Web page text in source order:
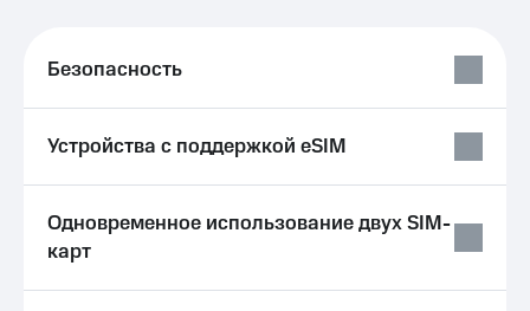
Тарифы
ТВ и телефон
для дома
Услуги
Акции
интернет
Видеонаблюдение
для дома
290 ₽/
мес
Безопасность
Устройства с поддержкой eSIM
Одновременное использование двух SIM-
карт